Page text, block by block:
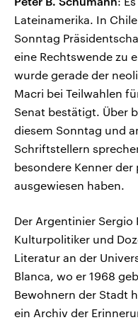
Lateinamerika. In
Sonntag
eine Rechtswende zu
wurde gerade der
Macri bei Teilwahlen
Senat bestätigt. Über
diesem Sonntag und
Schriftstellern
besondere Kenner
ausgewiesen haben.
Der Argentinier Sergio
Kulturpolitiker und
Literatur an der
Blanca, wo er 1968
Bewohnern der Stadt
ein Archiv der